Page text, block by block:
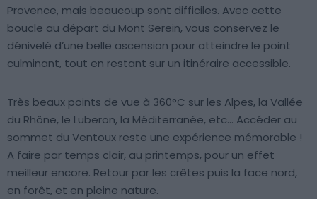
Provence, mais beaucoup sont difficiles. Avec cette
boucle au départ du Mont Serein, vous conservez le
dénivelé d’une belle ascension pour atteindre le point
culminant, tout en restant sur un itinéraire accessible.
Très beaux points de vue à 360°C sur les Alpes, la Vallée
du Rhône, le Luberon, la Méditerranée, etc… Accéder au
sommet du Ventoux reste une expérience mémorable !
A faire par temps clair, au printemps, pour un effet
meilleur encore. Retour par les crêtes puis la face nord,
en forêt, et en pleine nature.